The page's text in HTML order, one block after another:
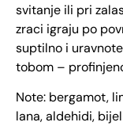
svitanje ili pri
zraci igraju po
suptilno i
tobom –
Note: bergamot,
lana, aldehidi,